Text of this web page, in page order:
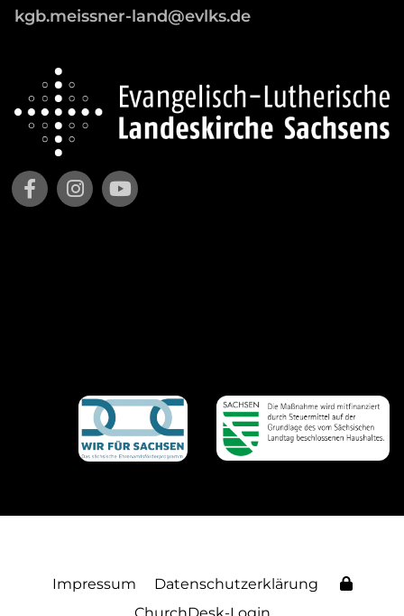
kgb.meissner-land@evlks.de
Impressum
Datenschutzerklärung